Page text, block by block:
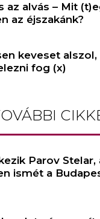
az alvás – Mit
az éjszakánk?
keveset
fog (x)
Parov Stelar,
ismét a